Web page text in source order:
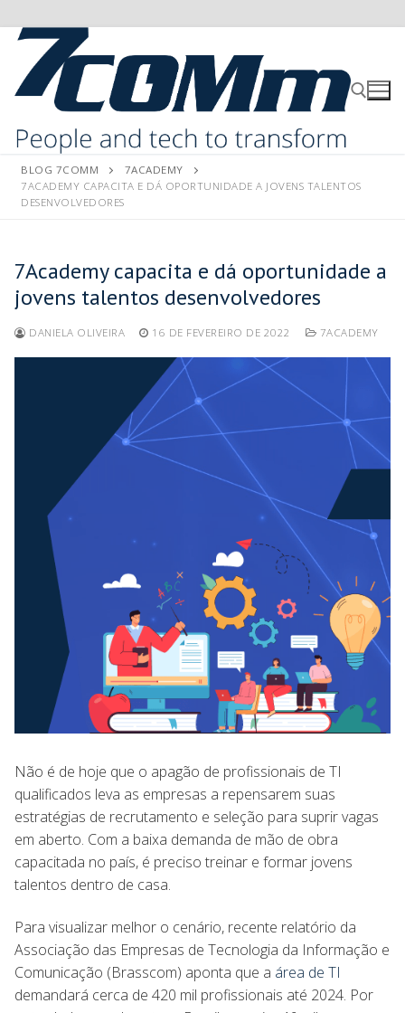
BLOG 7COMM
7ACADEMY
7ACADEMY CAPACITA E DÁ OPORTUNIDADE A JOVENS TALENTOS
DESENVOLVEDORES
7Academy capacita e dá oportunidade a
jovens talentos desenvolvedores
DANIELA OLIVEIRA 16 DE FEVEREIRO DE 2022 7ACADEMY
Não é de hoje que o apagão de profissionais de TI
qualificados leva as empresas a repensarem suas
estratégias de recrutamento e seleção para suprir vagas
em aberto. Com a baixa demanda de mão de obra
capacitada no país, é preciso treinar e formar jovens
talentos dentro de casa.
Para visualizar melhor o cenário, recente relatório da
Associação das Empresas de Tecnologia da Informação e
Comunicação (Brasscom) aponta que a área de TI
demandará cerca de 420 mil profissionais até 2024. Por